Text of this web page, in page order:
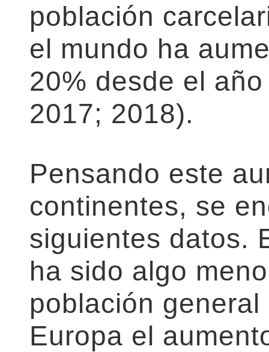
población
el mundo ha
20% desde el
2017; 2018).
Pensando este
continentes, se
siguientes datos.
ha sido algo
población
Europa el